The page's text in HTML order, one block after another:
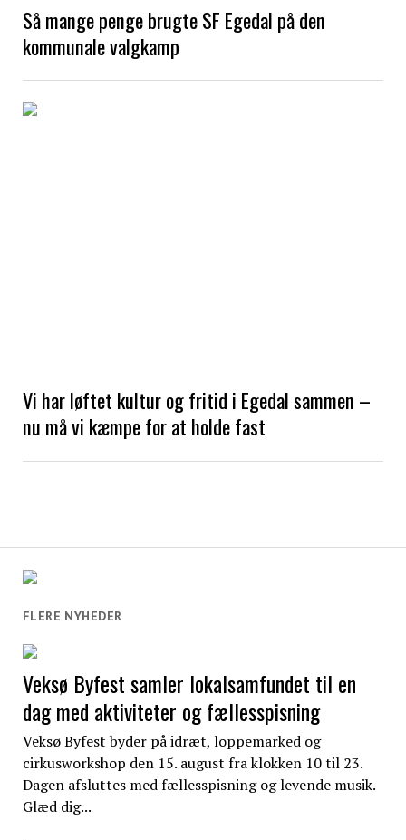
FLERE NYHEDER
Veksø Byfest samler lokalsamfundet til en
dag med aktiviteter og fællesspisning
Veksø Byfest byder på idræt, loppemarked og
cirkusworkshop den 15. august fra klokken 10 til 23.
Dagen afsluttes med fællesspisning og levende musik.
Glæd dig...
Så mange penge brugte SF Egedal på den
kommunale valgkamp
Vi har løftet kultur og fritid i Egedal sammen –
nu må vi kæmpe for at holde fast